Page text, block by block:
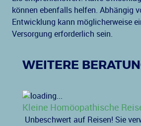
können ebenfalls helfen. Abhängig
Entwicklung kann möglicherweise
Versorgung erforderlich sein.
WEITERE
Kleine Homöopathische
Unbeschwert auf Reisen! Sie